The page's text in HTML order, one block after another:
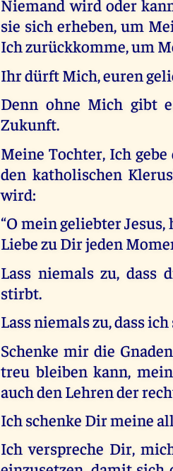
Niemand wird oder
sie sich erheben, um
Ich zurückkomme, um
Ihr dürft Mich, euren
Denn ohne Mich gibt
Zukunft.
Meine Tochter, Ich
den katholischen
wird:
“O mein geliebter
Liebe zu Dir jeden
Lass niemals zu, dass
stirbt.
Lass niemals zu, dass
Schenke mir die
treu bleiben kann,
auch den Lehren der
Ich schenke Dir meine
Ich verspreche Dir,